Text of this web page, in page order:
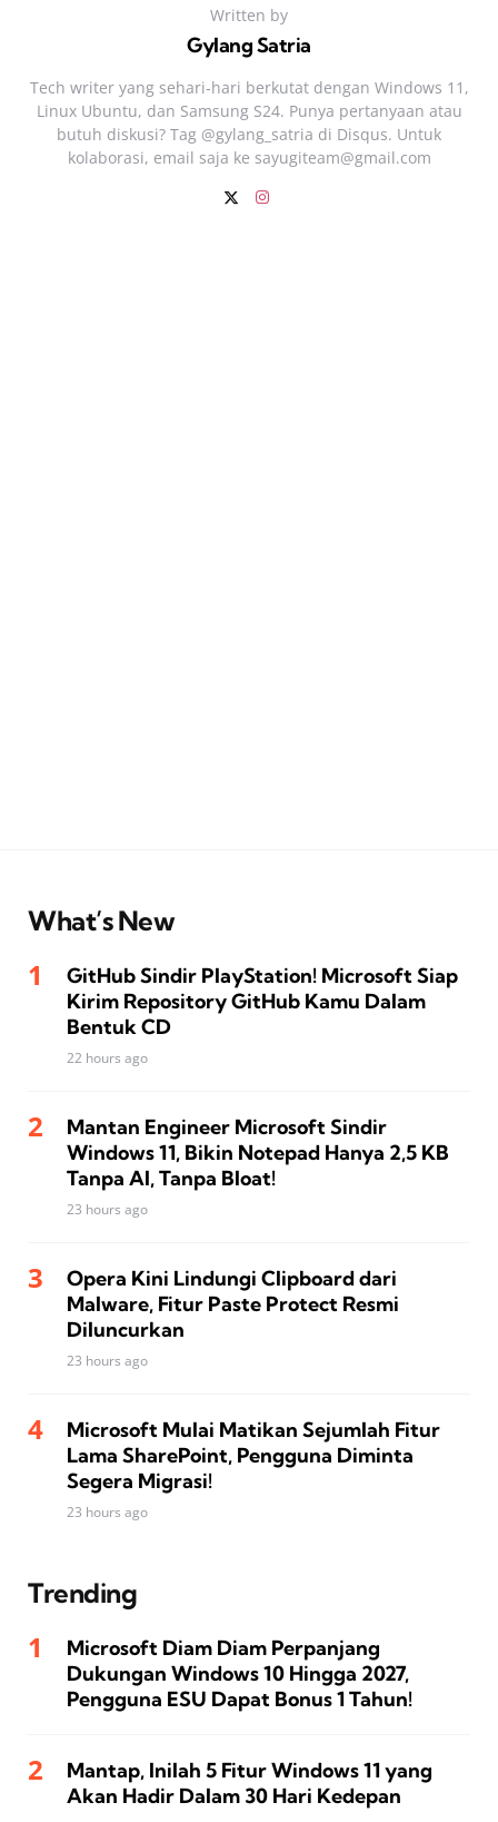
Written by
Gylang Satria
Tech writer yang sehari‑hari berkutat dengan Windows 11,
Linux Ubuntu, dan Samsung S24. Punya pertanyaan atau
butuh diskusi? Tag @gylang_satria di Disqus. Untuk
kolaborasi, email saja ke sayugiteam@gmail.com
What’s New
GitHub Sindir PlayStation! Microsoft Siap
Kirim Repository GitHub Kamu Dalam
Bentuk CD
22 hours ago
Mantan Engineer Microsoft Sindir
Windows 11, Bikin Notepad Hanya 2,5 KB
Tanpa AI, Tanpa Bloat!
23 hours ago
Opera Kini Lindungi Clipboard dari
Malware, Fitur Paste Protect Resmi
Diluncurkan
23 hours ago
Microsoft Mulai Matikan Sejumlah Fitur
Lama SharePoint, Pengguna Diminta
Segera Migrasi!
23 hours ago
Trending
Microsoft Diam Diam Perpanjang
Dukungan Windows 10 Hingga 2027,
Pengguna ESU Dapat Bonus 1 Tahun!
Mantap, Inilah 5 Fitur Windows 11 yang
Akan Hadir Dalam 30 Hari Kedepan